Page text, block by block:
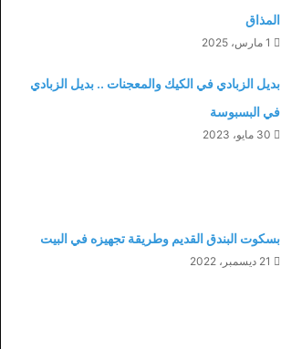
المذاق
1 مارس، 2025
بديل الزبادي في الكيك والمعجنات .. بديل الزبادي
في البسبوسة
30 مايو، 2023
بسكوت البندق القديم وطريقة تجهيزه في البيت
21 ديسمبر، 2022